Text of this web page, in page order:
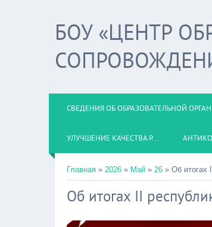
БОУ «ЦЕНТР
СВЕДЕНИЯ ОБ ОБРАЗОВАТЕЛЬНОЙ
УЛУЧШЕНИЕ КАЧЕСТВА Р...
Главная » 2026 » Май » 26 » Об итогах
Об итогах II